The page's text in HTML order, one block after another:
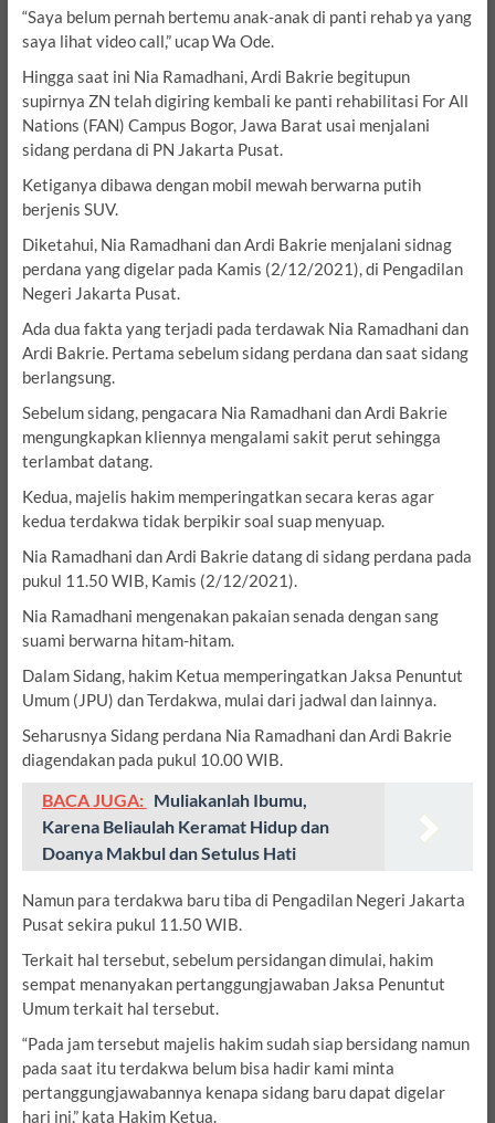
“Saya belum pernah bertemu anak-anak di panti rehab ya yang
saya lihat video call,” ucap Wa Ode.
Hingga saat ini Nia Ramadhani, Ardi Bakrie begitupun
supirnya ZN telah digiring kembali ke panti rehabilitasi For All
Nations (FAN) Campus Bogor, Jawa Barat usai menjalani
sidang perdana di PN Jakarta Pusat.
Ketiganya dibawa dengan mobil mewah berwarna putih
berjenis SUV.
Diketahui, Nia Ramadhani dan Ardi Bakrie menjalani sidnag
perdana yang digelar pada Kamis (2/12/2021), di Pengadilan
Negeri Jakarta Pusat.
Ada dua fakta yang terjadi pada terdawak Nia Ramadhani dan
Ardi Bakrie. Pertama sebelum sidang perdana dan saat sidang
berlangsung.
Sebelum sidang, pengacara Nia Ramadhani dan Ardi Bakrie
mengungkapkan kliennya mengalami sakit perut sehingga
terlambat datang.
Kedua, majelis hakim memperingatkan secara keras agar
kedua terdakwa tidak berpikir soal suap menyuap.
Nia Ramadhani dan Ardi Bakrie datang di sidang perdana pada
pukul 11.50 WIB, Kamis (2/12/2021).
Nia Ramadhani mengenakan pakaian senada dengan sang
suami berwarna hitam-hitam.
Dalam Sidang, hakim Ketua memperingatkan Jaksa Penuntut
Umum (JPU) dan Terdakwa, mulai dari jadwal dan lainnya.
Seharusnya Sidang perdana Nia Ramadhani dan Ardi Bakrie
diagendakan pada pukul 10.00 WIB.
BACA JUGA: Muliakanlah Ibumu,
Karena Beliaulah Keramat Hidup dan
Doanya Makbul dan Setulus Hati
Namun para terdakwa baru tiba di Pengadilan Negeri Jakarta
Pusat sekira pukul 11.50 WIB.
Terkait hal tersebut, sebelum persidangan dimulai, hakim
sempat menanyakan pertanggungjawaban Jaksa Penuntut
Umum terkait hal tersebut.
“Pada jam tersebut majelis hakim sudah siap bersidang namun
pada saat itu terdakwa belum bisa hadir kami minta
pertanggungjawabannya kenapa sidang baru dapat digelar
hari ini,” kata Hakim Ketua.